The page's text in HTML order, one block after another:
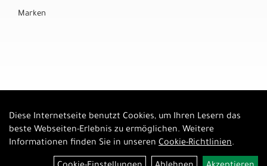
Marken
Diese Internetseite benutzt Cookies, um Ihren Lesern das
beste Webseiten-Erlebnis zu ermöglichen. Weitere
Informationen finden Sie in unseren Cookie-Richtlinien.
Auftrag widerrufen